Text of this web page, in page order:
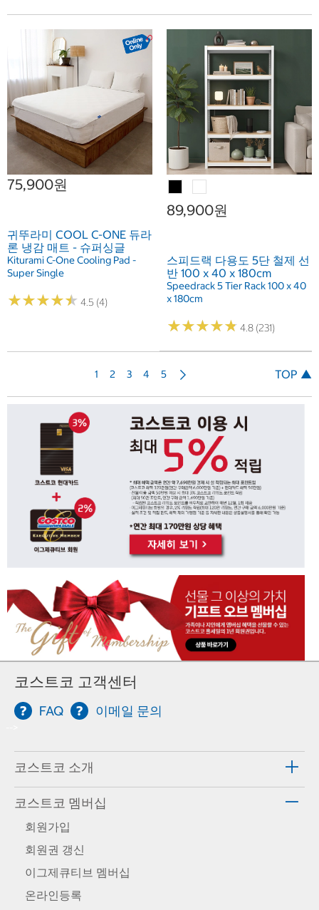
75,900원
귀뚜라미 COOL C-ONE 듀라
론 냉감 매트 - 슈퍼싱글
Kiturami C-One Cooling Pad -
Super Single
★★★★★
★★★★★ 4.5 (4)
89,900원
스피드랙 다용도 5단 철제 선
반 100 x 40 x 180cm
Speedrack 5 Tier Rack 100 x 40
x 180cm
★★★★★
★★★★★ 4.8 (231)
1 2 3 4 5 TOP ▲
코스트코 고객센터
FAQ 이메일 문의
코스트코 소개
코스트코 멤버십
회원가입
회원권 갱신
이그제큐티브 멤버십
온라인등록